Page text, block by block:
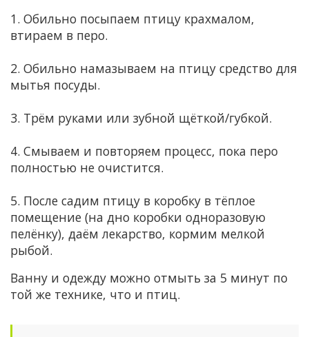
1. Обильно посыпаем птицу крахмалом,
втираем в перо.
2. Обильно намазываем на птицу средство для
мытья посуды.
3. Трём руками или зубной щёткой/губкой.
4. Смываем и повторяем процесс, пока перо
полностью не очистится.
5. После садим птицу в коробку в тёплое
помещение (на дно коробки одноразовую
пелёнку), даём лекарство, кормим мелкой
рыбой.
Ванну и одежду можно отмыть за 5 минут по
той же технике, что и птиц.